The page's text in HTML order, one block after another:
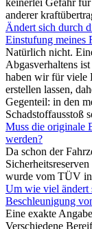
anderer
Ändert sich durch
Einstufung meines
Natürlich nicht.
Abgasverhaltens
haben wir für viele
erstellen lassen,
Gegenteil: in den
Schadstoffausstoß
Muss die originale
werden?
Da schon der
wurde vom TÜV in
Um wie viel ändert
Beschleunigung
Eine exakte
Verschiedene